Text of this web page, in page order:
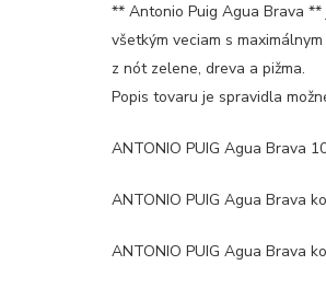
** Antonio Puig Agua Brava
všetkým veciam s
z nót zelene, dreva a pižma.
Popis tovaru je spravidla
ANTONIO PUIG Agua Brava
ANTONIO PUIG Agua Brava
ANTONIO PUIG Agua Brava